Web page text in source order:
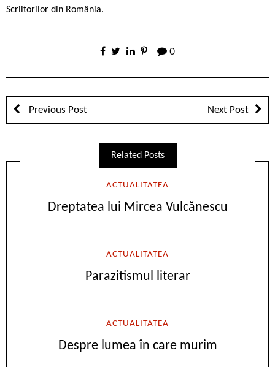
Scriitorilor din România.
0
Previous Post Next Post
Related Posts
ACTUALITATEA
Dreptatea lui Mircea Vulcănescu
ACTUALITATEA
Parazitismul literar
ACTUALITATEA
Despre lumea în care murim